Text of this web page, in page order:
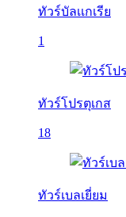
ทัวร์บัลเเกเรีย
1
ทัวร์โปรตุเกส
18
ทัวร์เบลเยี่ยม